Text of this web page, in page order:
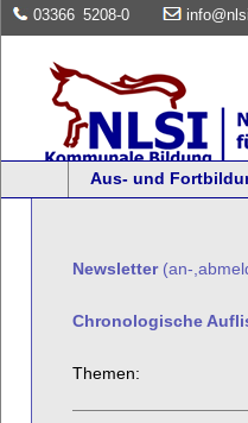
03366 5208-0
Aus- und
Newsletter(an-
Chronologische
Themen: